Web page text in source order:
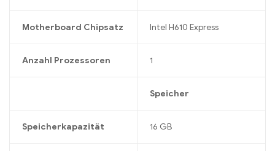
Motherboard Chipsatz Intel H610 Express
Anzahl Prozessoren 1
Speicher
Speicherkapazität 16 GB